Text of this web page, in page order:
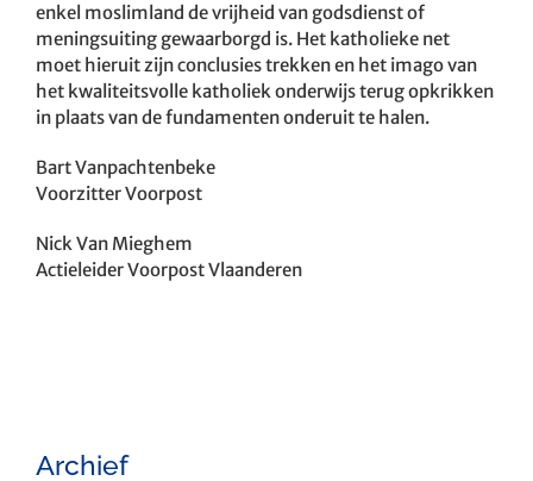
enkel moslimland de vrijheid van godsdienst of
meningsuiting gewaarborgd is. Het katholieke net
moet hieruit zijn conclusies trekken en het imago van
het kwaliteitsvolle katholiek onderwijs terug opkrikken
in plaats van de fundamenten onderuit te halen.
Bart Vanpachtenbeke
Voorzitter Voorpost
Nick Van Mieghem
Actieleider Voorpost Vlaanderen
Archief